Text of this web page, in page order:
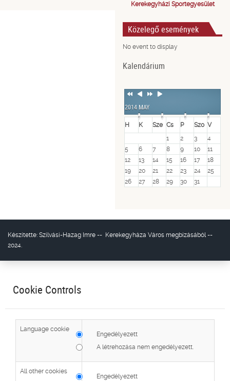
Kerekegyházi Sportegyesület
Közelegő események
No event to display
Kalendárium
Previous
Previous
NextNext
2014 MAY
H K Sze Cs P Szo V
1
2 3
4
5
6 7 8 9 10
11
12
13 14 15 16 17
18
19
20 21 22 23 24
25
26
27 28 29 30 31
Készítette: Szilvási-Hazag Imre -- Kerekegyháza Város megbízásából --
2024.
Cookie Controls
Language cookie
Engedélyezett
A létrehozása nem engedélyezett.
All other cookies
Engedélyezett